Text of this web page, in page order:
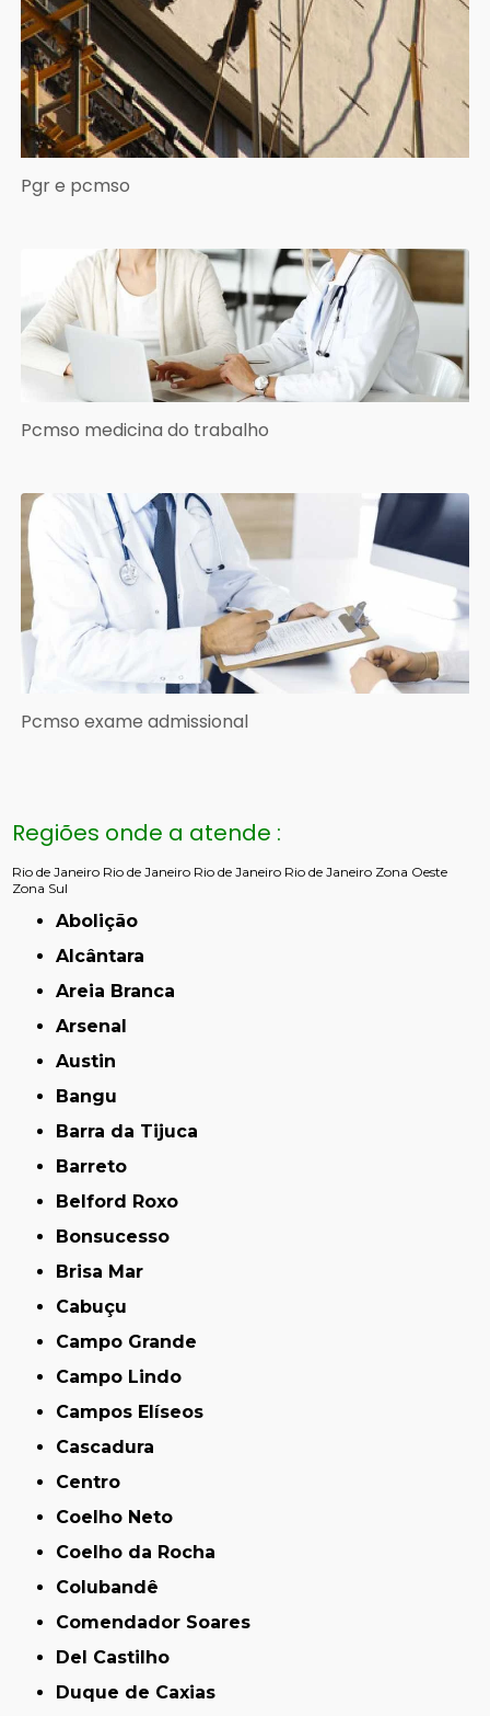
Pgr e pcmso
Pcmso medicina do trabalho
Pcmso exame admissional
Regiões onde a atende :
Rio de Janeiro Rio de Janeiro Rio de Janeiro Rio de Janeiro Zona Oeste
Zona Sul
Abolição
Alcântara
Areia Branca
Arsenal
Austin
Bangu
Barra da Tijuca
Barreto
Belford Roxo
Bonsucesso
Brisa Mar
Cabuçu
Campo Grande
Campo Lindo
Campos Elíseos
Cascadura
Centro
Coelho Neto
Coelho da Rocha
Colubandê
Comendador Soares
Del Castilho
Duque de Caxias